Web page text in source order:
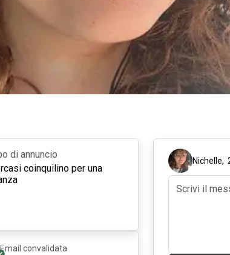
di annuncio
coinquilino per una
Email convalidata
Nichelle,